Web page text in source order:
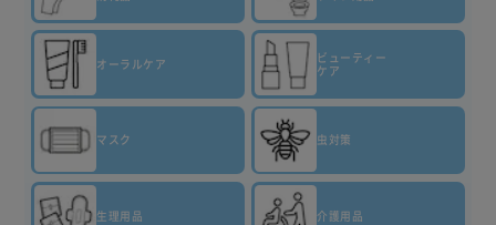
オーラルケア
ビューティー
ケア
マスク 虫対策
生理用品 介護用品